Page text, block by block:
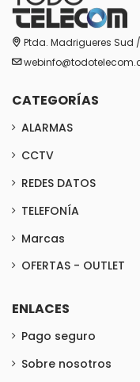
Ptda. Madrigueres Sud
CATEGORÍAS
ALARMAS
CCTV
REDES DATOS
TELEFONÍA
Marcas
OFERTAS - OUTLET
ENLACES
Pago seguro
Sobre nosotros